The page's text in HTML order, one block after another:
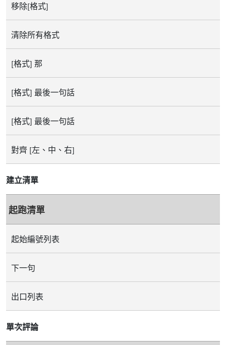
移除[格式]
清除所有格式
[格式] 那
[格式] 最後一句話
[格式] 最後一句話
對齊 [左、中、右]
建立清單
起跑清單
起始編號列表
下一句
出口列表
單次評論